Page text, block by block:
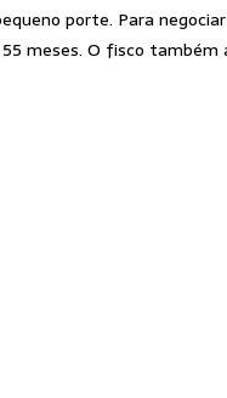
porte. Para
meses. O fisco